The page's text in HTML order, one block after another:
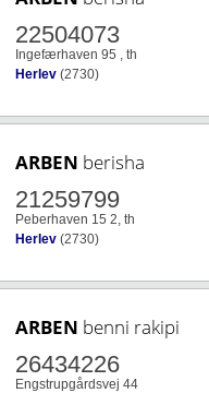
22504073
Ingefærhaven 95 , th
Herlev (2730)
ARBEN berisha
21259799
Peberhaven 15 2, th
Herlev (2730)
ARBEN benni rakipi
26434226
Engstrupgårdsvej 44